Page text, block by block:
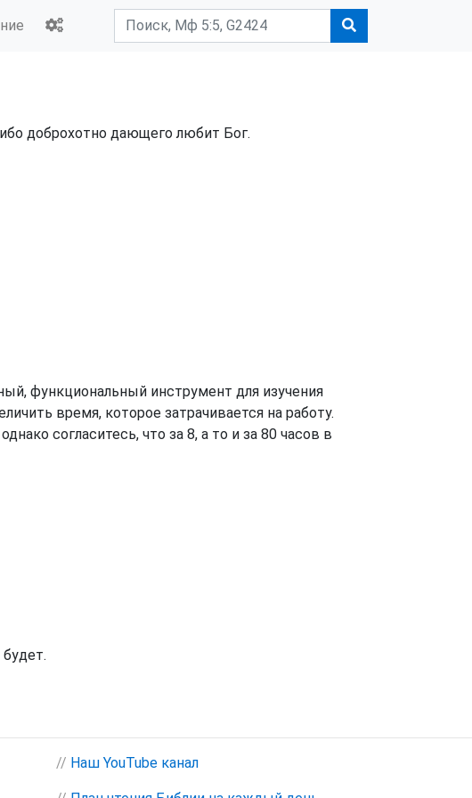
доброхотно дающего любит Бог.
функциональный инструмент для изучения
время, которое затрачивается на работу.
согласитесь, что за 8, а то и за 80 часов в
// Наш YouTube канал